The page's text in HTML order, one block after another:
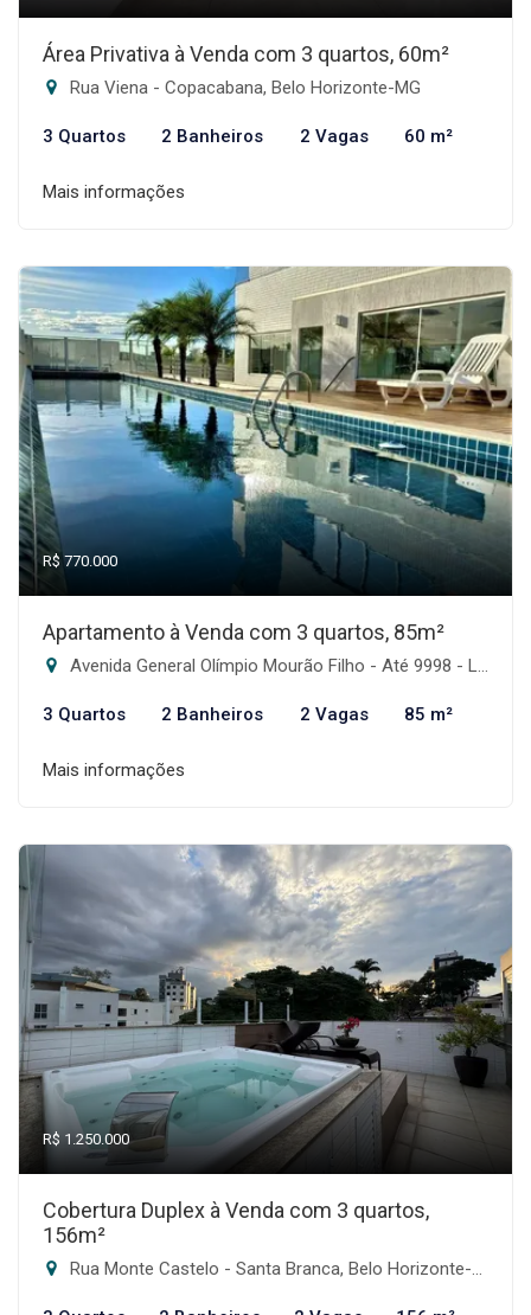
Área Privativa à Venda com 3 quartos, 60m²
Rua Viena - Copacabana, Belo Horizonte-MG
3 Quartos 2 Banheiros 2 Vagas 60 m²
Mais informações
R$ 770.000
Apartamento à Venda com 3 quartos, 85m²
Avenida General Olímpio Mourão Filho - Até 9998 - Lado Par - Itapoã, Belo Horizonte-MG
3 Quartos 2 Banheiros 2 Vagas 85 m²
Mais informações
R$ 1.250.000
Cobertura Duplex à Venda com 3 quartos,
156m²
Rua Monte Castelo - Santa Branca, Belo Horizonte-MG